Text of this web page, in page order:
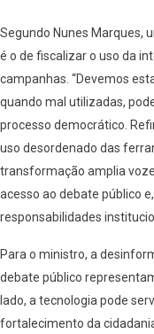
Segundo Nunes Marques,
é o de fiscalizar o uso da
campanhas. “Devemos
quando mal utilizadas,
processo democrático.
uso desordenado das
transformação amplia
acesso ao debate público
responsabilidades
Para o ministro, a
debate público
lado, a tecnologia pode
fortalecimento da